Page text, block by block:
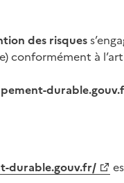
des risques
conformément à
durable.gouv.fr/